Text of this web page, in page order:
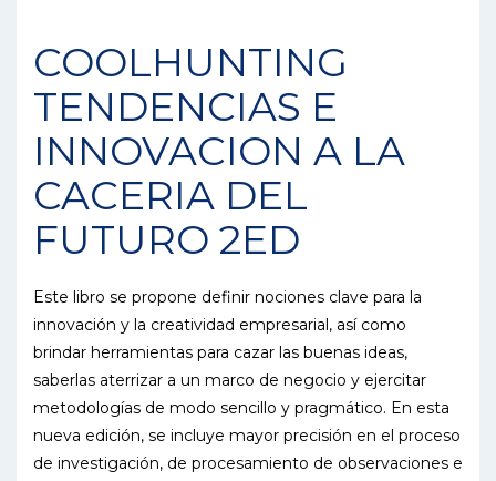
COOLHUNTING
TENDENCIAS E
INNOVACION A LA
CACERIA DEL
FUTURO 2ED
Este libro se propone definir nociones clave para la
innovación y la creatividad empresarial, así como
brindar herramientas para cazar las buenas ideas,
saberlas aterrizar a un marco de negocio y ejercitar
metodologías de modo sencillo y pragmático. En esta
nueva edición, se incluye mayor precisión en el proceso
de investigación, de procesamiento de observaciones e